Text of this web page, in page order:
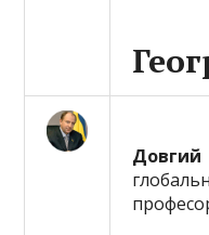
Довгий